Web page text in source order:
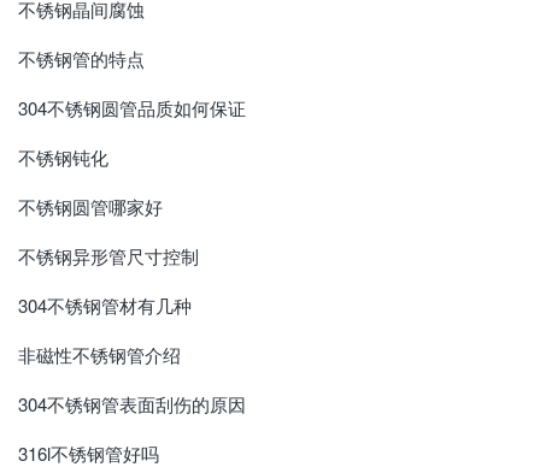
不锈钢晶间腐蚀
不锈钢管的特点
304不锈钢圆管品质如何保证
不锈钢钝化
不锈钢圆管哪家好
不锈钢异形管尺寸控制
304不锈钢管材有几种
非磁性不锈钢管介绍
304不锈钢管表面刮伤的原因
316l不锈钢管好吗